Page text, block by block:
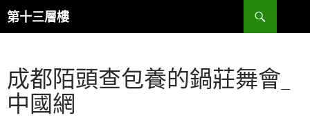
跳
至
內
容
第十三層樓
搜
尋
成都陌頭查包養的鍋莊舞會_
中國網